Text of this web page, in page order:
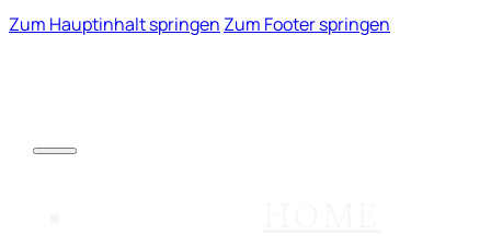
Zum Hauptinhalt springen Zum Footer springen